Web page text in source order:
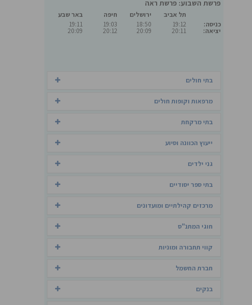
פרשת השבוע: פרשת ראה
כניסה:
יציאה:
תל אביב
19:12
20:11
ירושלים
18:50
20:09
חיפה
19:03
20:12
באר שבע
19:11
20:09
בתי חולים
מרפאות וקופות חולים
בתי מרקחת
ייעוץ הכוונה וסיוע
גני ילדים
בתי ספר יסודיים
מרכזים קהילתיים ומועדונים
חוגי המתנ"ס
קווי תחבורה ומוניות
חברת החשמל
בנקים